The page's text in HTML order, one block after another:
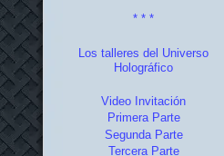
* * *
Los talleres del Universo
Holográfico
Video Invitación
Primera Parte
Segunda Parte
Tercera Parte